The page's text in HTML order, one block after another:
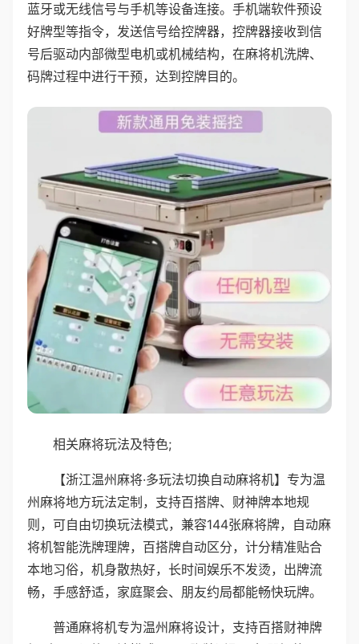
蓝牙或无线信号与手机等设备连接。手机端软件预设
好牌型等指令，发送信号给控牌器，控牌器接收到信
号后驱动内部微型电机或机械结构，在麻将机洗牌、
码牌过程中进行干预，达到控牌目的。
相关麻将玩法及特色;
【浙江温州麻将·多玩法切换自动麻将机】专为温
州麻将地方玩法定制，支持百搭牌、财神牌本地规
则，可自由切换玩法模式，兼容144张麻将牌，自动麻
将机智能洗牌理牌，百搭牌自动区分，计分精准贴合
本地习俗，机身散热好，长时间娱乐不发烫，出牌流
畅，手感舒适，家庭聚会、朋友约局都能畅快玩牌。
普通麻将机专为温州麻将设计，支持百搭财神牌